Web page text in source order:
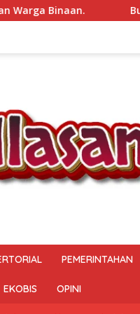
Keamanan,
PEMERINTAHAN
EKOBIS OPINI